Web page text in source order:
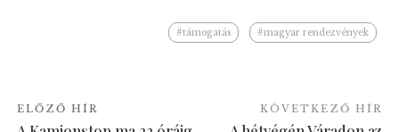
#támogatás #magyar rendezvények
ELŐZŐ HÍR KÖVETKEZŐ HÍR